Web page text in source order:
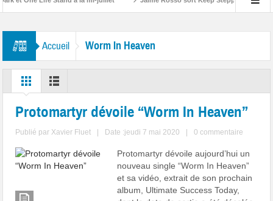
Accueil Worm In Heaven
Protomartyr dévoile “Worm In Heaven”
Publié par Xavier Fluet Date :jeudi 7 mai 2020 0 commentaire
Protomartyr dévoile aujourd’hui un
nouveau single “Worm In Heaven”
et sa vidéo, extrait de son prochain
album, Ultimate Success Today,